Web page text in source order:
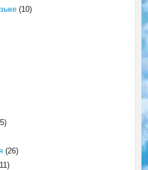
(10)
(26)